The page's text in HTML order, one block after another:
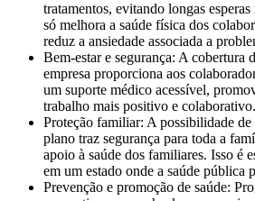
tratamentos, evitando longas
só melhora a saúde física dos
reduz a ansiedade associada a
Bem-estar e segurança: A cobertura
empresa proporciona aos
um suporte médico acessível,
trabalho mais positivo e colaborativo.
Proteção familiar: A possibilidade
plano traz segurança para toda a
apoio à saúde dos familiares. Isso é
em um estado onde a saúde pública
Prevenção e promoção de saúde: